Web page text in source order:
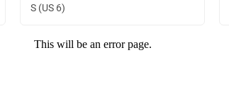
najdete...
S (US 6)